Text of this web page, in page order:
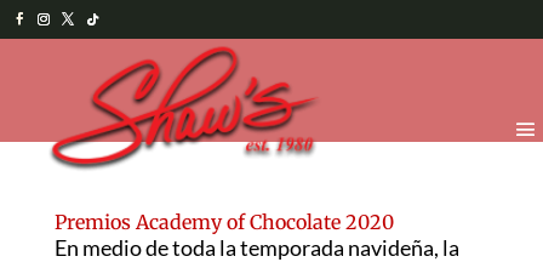
Premios Academy of Chocolate 2020
En medio de toda la temporada navideña, la